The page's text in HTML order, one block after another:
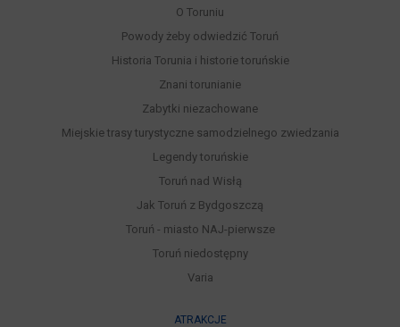
O Toruniu
Powody żeby odwiedzić Toruń
Historia Torunia i historie toruńskie
Znani torunianie
Zabytki niezachowane
Miejskie trasy turystyczne samodzielnego zwiedzania
Legendy toruńskie
Toruń nad Wisłą
Jak Toruń z Bydgoszczą
Toruń - miasto NAJ-pierwsze
Toruń niedostępny
Varia
ATRAKCJE